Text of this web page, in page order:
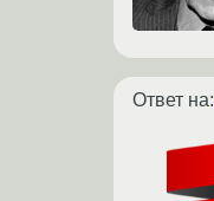
Ответ на: